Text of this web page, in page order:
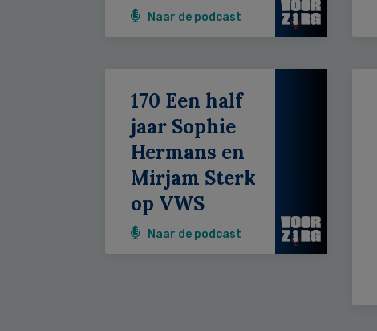
Naar de podcast
170 Een half
jaar Sophie
Hermans en
Mirjam Sterk
op VWS
Naar de podcast